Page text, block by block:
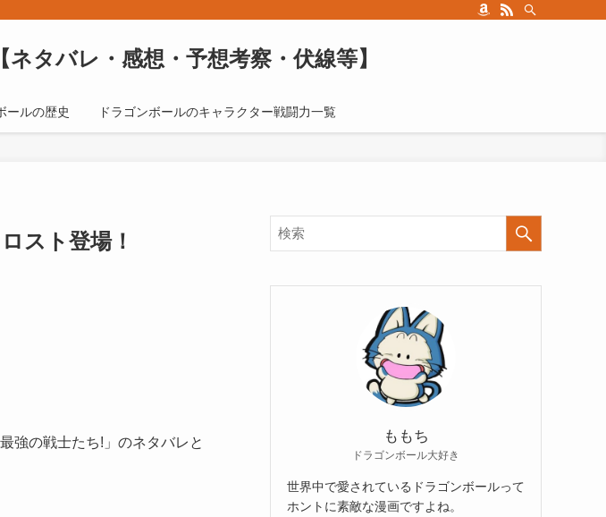
タバレ・感想・予想考察・伏線等】
ールの歴史 ドラゴンボールのキャラクター戦闘力一覧
スト登場！
強の戦士たち!」のネタバレと
ももち
ドラゴンボール大好き
世界中で愛されているドラゴンボールって
ホントに素敵な漫画ですよね。